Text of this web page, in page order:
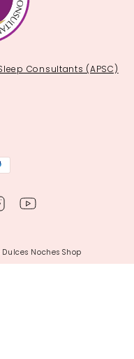
Consultants (APSC)
Noches Shop